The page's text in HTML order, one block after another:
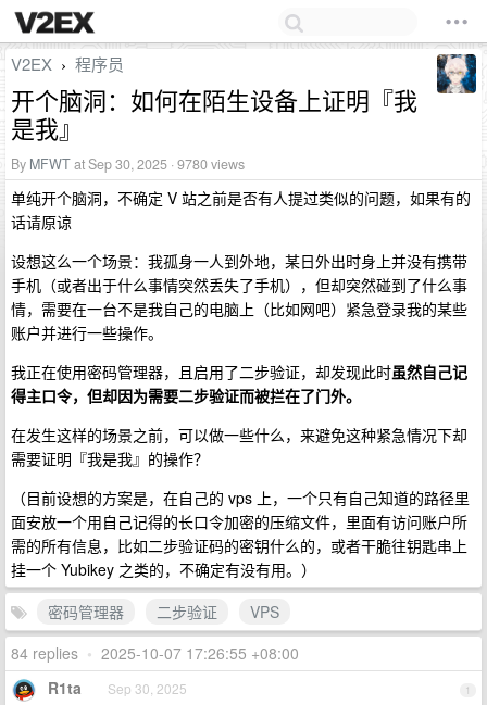
V2EX › 程序员
开个脑洞：如何在陌生设备上证明『我
是我』
By MFWTat Sep 30, 2025 · 9780 views
单纯开个脑洞，不确定 V 站之前是否有人提过类似的问题，如果有的
话请原谅
设想这么一个场景：我孤身一人到外地，某日外出时身上并没有携带
手机（或者出于什么事情突然丢失了手机），但却突然碰到了什么事
情，需要在一台不是我自己的电脑上（比如网吧）紧急登录我的某些
账户并进行一些操作。
我正在使用密码管理器，且启用了二步验证，却发现此时虽然自己记
得主口令，但却因为需要二步验证而被拦在了门外。
在发生这样的场景之前，可以做一些什么，来避免这种紧急情况下却
需要证明『我是我』的操作？
（目前设想的方案是，在自己的 vps 上，一个只有自己知道的路径里
面安放一个用自己记得的长口令加密的压缩文件，里面有访问账户所
需的所有信息，比如二步验证码的密钥什么的，或者干脆往钥匙串上
挂一个 Yubikey 之类的，不确定有没有用。）
密码管理器
二步验证
VPS
84 replies • 2025-10-07 17:26:55 +08:00
1
R1ta Sep 30, 2025